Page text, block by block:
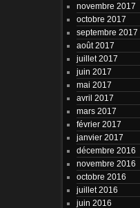
novembre 2017
octobre 2017
septembre 2017
août 2017
juillet 2017
juin 2017
mai 2017
avril 2017
mars 2017
février 2017
janvier 2017
décembre 2016
novembre 2016
octobre 2016
juillet 2016
juin 2016